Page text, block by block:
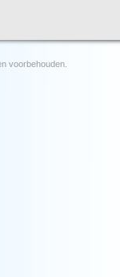
voorbehouden.